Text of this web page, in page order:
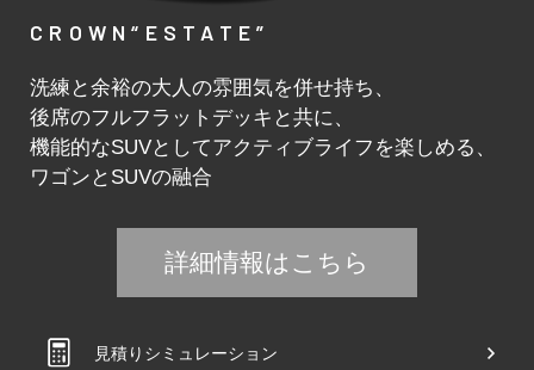
CROWN“ESTATE”
洗練と余裕の大人の雰囲気を併せ持ち、
後席のフルフラットデッキと共に、
機能的なSUVとしてアクティブライフを楽しめる、
ワゴンとSUVの融合
詳細情報はこちら
見積りシミュレーション